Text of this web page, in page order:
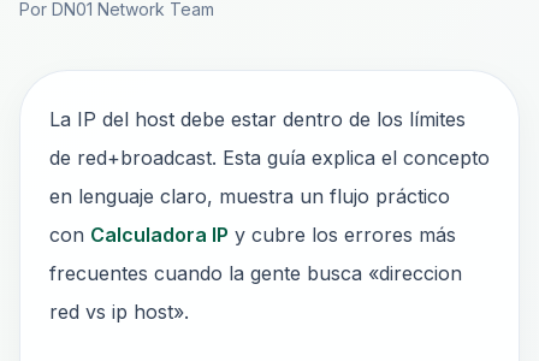
Por DN01 Network Team
La IP del host debe estar dentro de los límites
de red+broadcast. Esta guía explica el concepto
en lenguaje claro, muestra un flujo práctico
con Calculadora IP y cubre los errores más
frecuentes cuando la gente busca «direccion
red vs ip host».